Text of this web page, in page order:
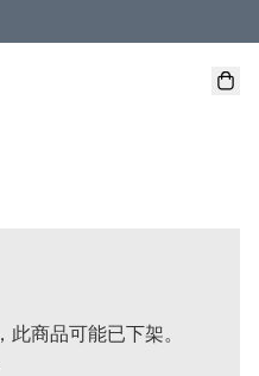
於 本地送貨、本地取貨 )
商品可能已下架。